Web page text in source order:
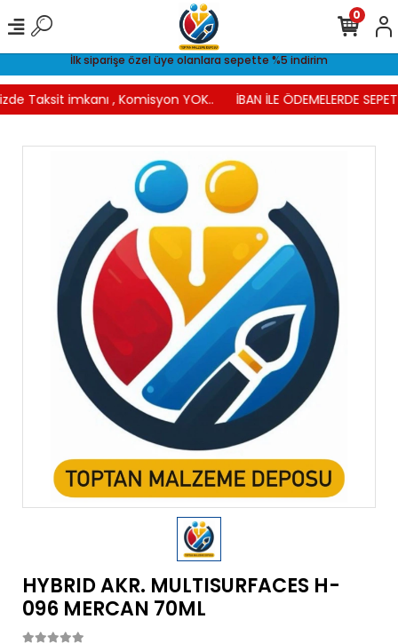
İlk siparişe özel üye olanlara sepette %5 indirim
Taksit imkanı , Komisyon YOK.. İBAN İLE ÖDEMELERDE
0
HYBRID AKR. MULTISURFACES H-
096 MERCAN 70ML